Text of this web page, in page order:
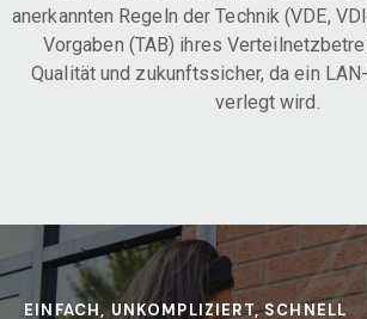
anerkannten Regeln der Technik (VDE,
Vorgaben (TAB) ihres
Qualität und zukunftssicher, da ein
verlegt wird.
EINFACH, UNKOMPLIZIERT, SCHNELL